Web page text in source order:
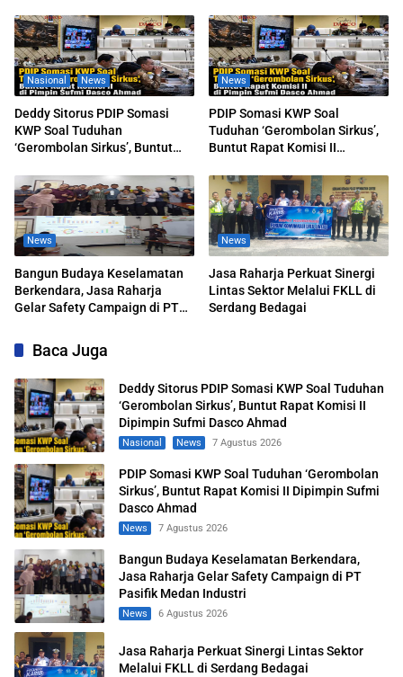
Nasional News
Deddy Sitorus PDIP Somasi
KWP Soal Tuduhan
‘Gerombolan Sirkus’, Buntut
Dasco Ahmad
News
PDIP Somasi KWP Soal
Tuduhan ‘Gerombolan Sirkus’,
Buntut Rapat Komisi II
News
Bangun Budaya Keselamatan
Berkendara, Jasa Raharja
Gelar Safety Campaign di PT
News
Jasa Raharja Perkuat Sinergi
Lintas Sektor Melalui FKLL di
Serdang Bedagai
Baca Juga
Deddy Sitorus PDIP Somasi KWP Soal Tuduhan
‘Gerombolan Sirkus’, Buntut Rapat Komisi II
Dipimpin Sufmi Dasco Ahmad
Nasional News 7 Agustus 2026
PDIP Somasi KWP Soal Tuduhan ‘Gerombolan
Sirkus’, Buntut Rapat Komisi II Dipimpin Sufmi
Dasco Ahmad
News 7 Agustus 2026
Bangun Budaya Keselamatan Berkendara,
Jasa Raharja Gelar Safety Campaign di PT
Pasifik Medan Industri
News 6 Agustus 2026
Jasa Raharja Perkuat Sinergi Lintas Sektor
Melalui FKLL di Serdang Bedagai